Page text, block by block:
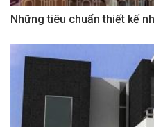
Những tiêu chuẩn thiết kế